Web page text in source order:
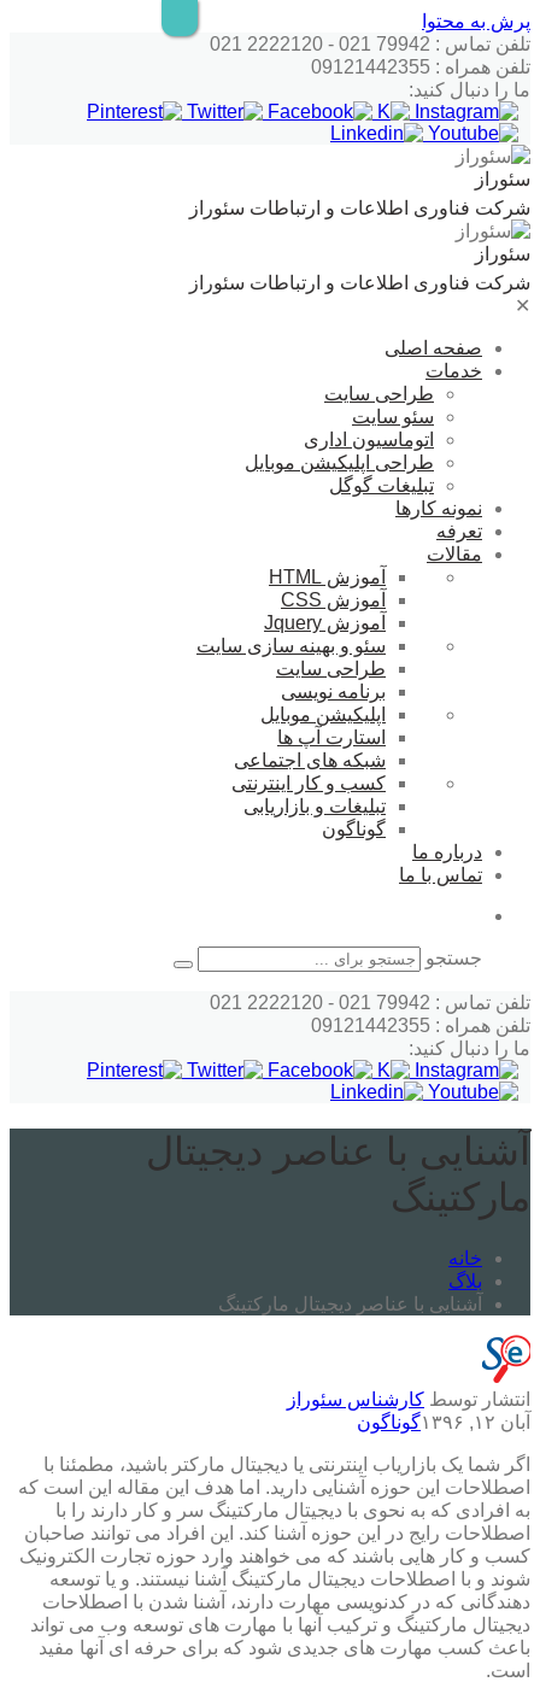
پرش به محتوا
تلفن تماس : 79942 021 - 2222120 021
تلفن همراه : 09121442355
ما را دنبال کنید:
سئوراز
شرکت فناوری اطلاعات و ارتباطات سئوراز
سئوراز
شرکت فناوری اطلاعات و ارتباطات سئوراز
✕
صفحه اصلی
خدمات
طراحی سایت
سئو سایت
اتوماسیون اداری
طراحی اپلیکیشن موبایل
تبلیغات گوگل
نمونه کارها
تعرفه
مقالات
آموزش HTML
آموزش CSS
آموزش Jquery
سئو و بهینه سازی سایت
طراحی سایت
برنامه نویسی
اپلیکیشن موبایل
استارت آپ ها
شبکه های اجتماعی
کسب و کار اینترنتی
تبلیغات و بازاریابی
گوناگون
درباره ما
تماس با ما
جستجو
تلفن تماس : 79942 021 - 2222120 021
تلفن همراه : 09121442355
ما را دنبال کنید:
آشنایی با عناصر دیجیتال
مارکتینگ
خانه
بلاگ
آشنایی با عناصر دیجیتال مارکتینگ
انتشار توسط کارشناس سئوراز
آبان ۱۲, ۱۳۹۶
گوناگون
اگر شما یک بازاریاب اینترنتی یا دیجیتال مارکتر باشید، مطمئنا با
اصطلاحات این حوزه آشنایی دارید. اما هدف این مقاله این است که
به افرادی که به نحوی با دیجیتال مارکتینگ سر و کار دارند را با
اصطلاحات رایج در این حوزه آشنا کند. این افراد می توانند صاحبان
کسب و کار هایی باشند که می خواهند وارد حوزه تجارت الکترونیک
شوند و با اصطلاحات دیجیتال مارکتینگ آشنا نیستند. و یا توسعه
دهندگانی که در کدنویسی مهارت دارند، آشنا شدن با اصطلاحات
دیجیتال مارکتینگ و ترکیب آنها با مهارت های توسعه وب می تواند
باعث کسب مهارت های جدیدی شود که برای حرفه ای آنها مفید
است.